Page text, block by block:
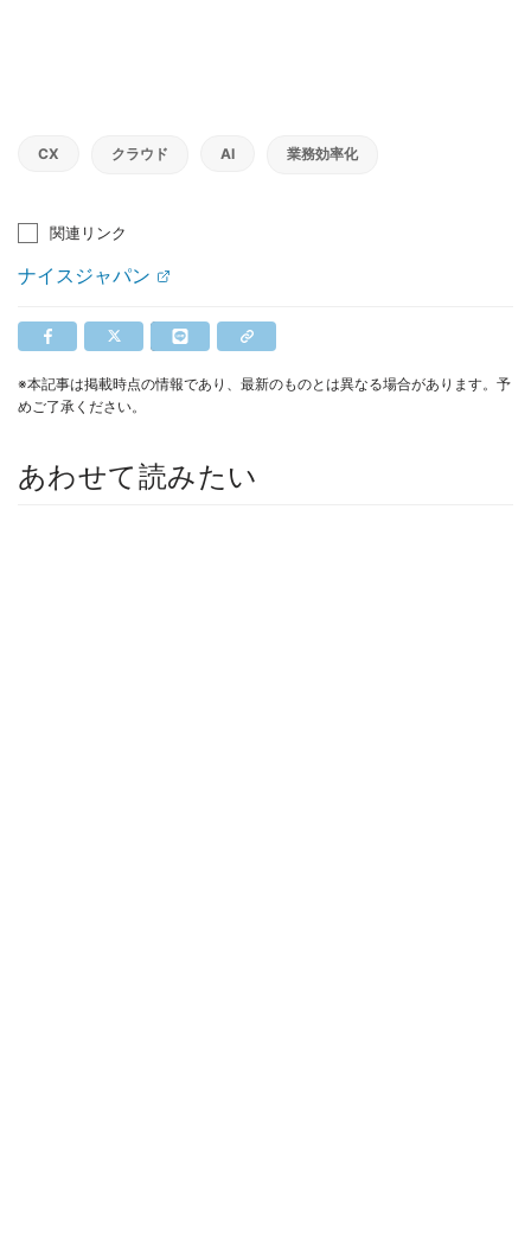
CX クラウド AI 業務効率化
関連リンク
ナイスジャパン
※本記事は掲載時点の情報であり、最新のものとは異なる場合があります。予
めご了承ください。
あわせて読みたい